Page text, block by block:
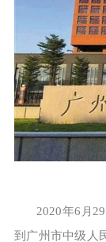
2020年6 月29
到广州市中级人